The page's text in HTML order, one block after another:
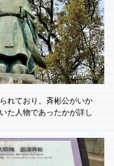
れており、斉彬公がいか
た人物であったかが詳し